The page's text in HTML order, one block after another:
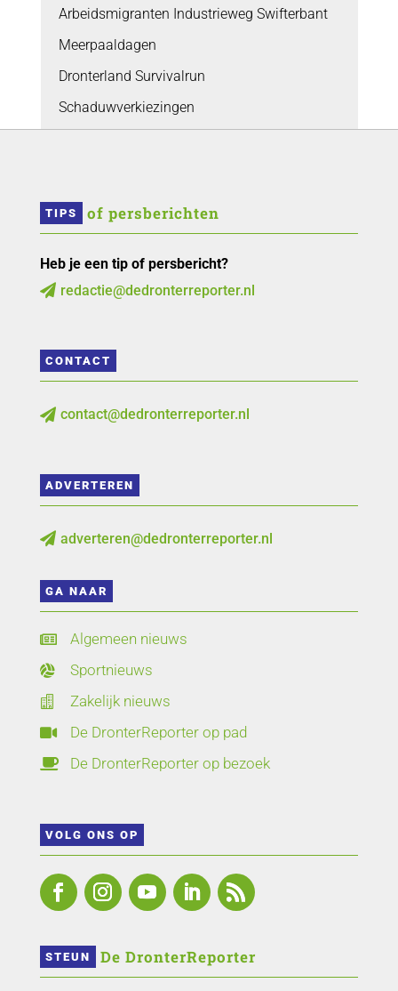
Arbeidsmigranten Industrieweg Swifterbant
Meerpaaldagen
Dronterland Survivalrun
Schaduwverkiezingen
TIPS of persberichten
Heb je een tip of persbericht?
 redactie@dedronterreporter.nl
CONTACT
 contact@dedronterreporter.nl
ADVERTEREN
 adverteren@dedronterreporter.nl
GA NAAR
 Algemeen nieuws
 Sportnieuws
 Zakelijk nieuws
 De DronterReporter op pad
 De DronterReporter op bezoek
VOLG ONS OP
STEUN De DronterReporter